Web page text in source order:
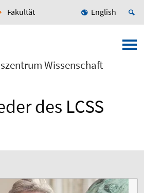
Fakultät English
Wissenschaft
des LCSS